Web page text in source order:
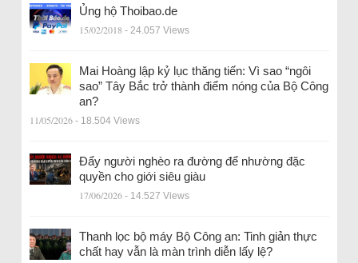
Ủng hộ Thoibao.de
15/02/2018 - 24.057 Views
Mai Hoàng lập kỷ lục thăng tiến: Vì sao “ngôi
sao” Tây Bắc trở thành điểm nóng của Bộ Công
an?
11/05/2026 - 18.504 Views
Đẩy người nghèo ra đường để nhường đặc
quyền cho giới siêu giàu
17/06/2026 - 14.527 Views
Thanh lọc bộ máy Bộ Công an: Tinh giản thực
chất hay vẫn là màn trình diễn lấy lệ?